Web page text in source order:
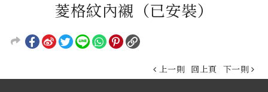
菱格紋內襯（已安裝）
上一則 回上頁 下一則